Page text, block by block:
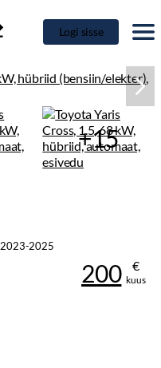
Logi sisse
+15
2023-2025
200 €
kuus